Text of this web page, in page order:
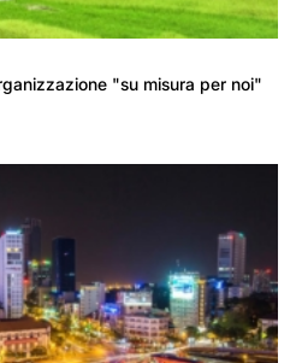
"su misura per noi"